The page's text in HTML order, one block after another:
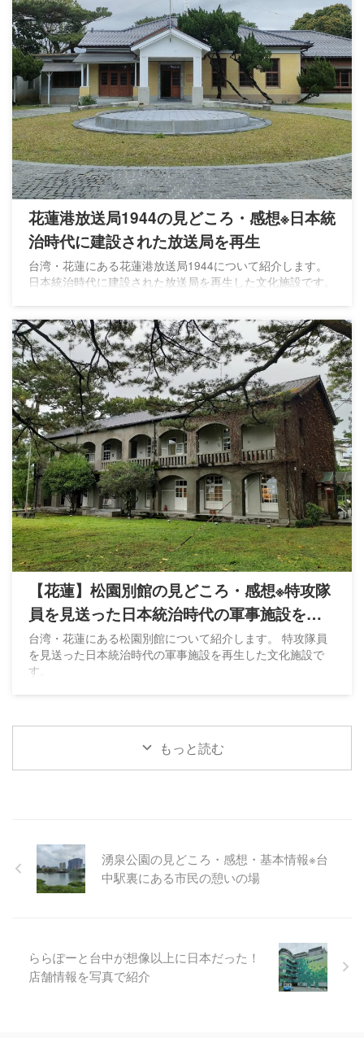
花蓮港放送局1944の見どころ・感想※日本統
治時代に建設された放送局を再生
台湾・花蓮にある花蓮港放送局1944について紹介します。
日本統治時代に建設された放送局を再生した文化施設です。
【花蓮】松園別館の見どころ・感想※特攻隊
員を見送った日本統治時代の軍事施設を再
生
台湾・花蓮にある松園別館について紹介します。 特攻隊員
を見送った日本統治時代の軍事施設を再生した文化施設で
す。
もっと読む
湧泉公園の見どころ・感想・基本情報※台
中駅裏にある市民の憩いの場
ららぽーと台中が想像以上に日本だった！
店舗情報を写真で紹介